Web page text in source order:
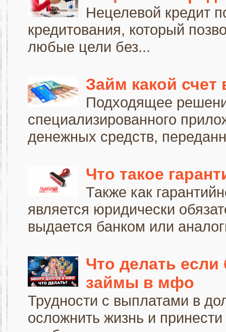
Нецелевой кредит
кредитования, который
любые цели без...
Займ какой счет
Подходящее
специализированного
денежных средств,
Что такое
Также как
является юридически
выдается банком или
Что делать
займы в мфо
Трудности с выплатами в
осложнить жизнь и